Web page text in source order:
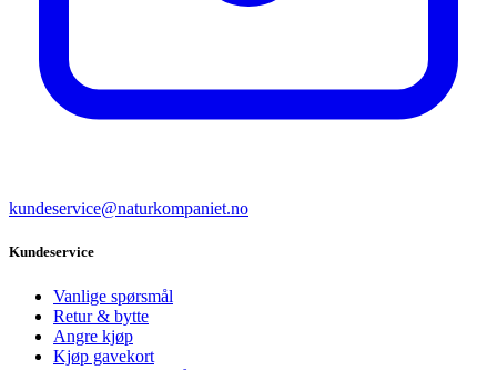
kundeservice@naturkompaniet.no
Kundeservice
Vanlige spørsmål
Retur & bytte
Angre kjøp
Kjøp gavekort